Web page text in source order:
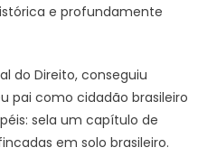
e profundamente
do Direito, conseguiu
pai como cidadão brasileiro
sela um capítulo de
em solo brasileiro.